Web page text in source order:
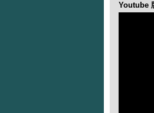
Youtube